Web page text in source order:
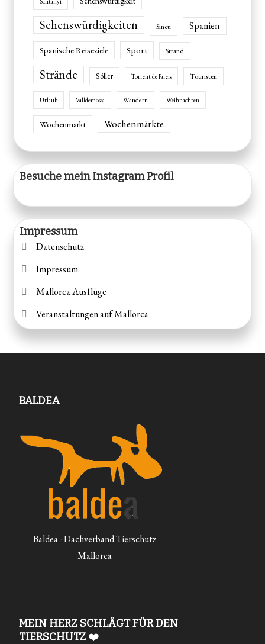
Sehenswürdigkeiten Sineu Spanien
Spanische Reiseziele Sport Strand
Strände Sóller Torrent de Pareis Touristen
Urlaub Valldemossa Wandern Weihnachten
Wochenmarkt Wochenmärkte
Besuche mein Instagram Profil
Impressum
Datenschutz
Impressum
Mallorca Ausflüge
Veranstaltungen auf Mallorca
BALDEA
Baldea - Dachverband Tierschutz
Mallorca
MEIN HERZ SCHLÄGT FÜR DEN
TIERSCHUTZ ❤️